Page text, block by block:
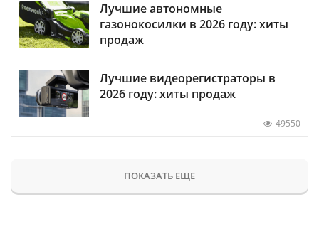
Лучшие автономные
газонокосилки в 2026 году: хиты
продаж
Лучшие видеорегистраторы в
2026 году: хиты продаж
49550
ПОКАЗАТЬ ЕЩЕ